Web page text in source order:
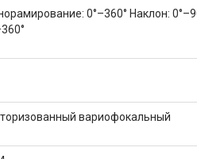
0°–360° Наклон:
вариофокальный